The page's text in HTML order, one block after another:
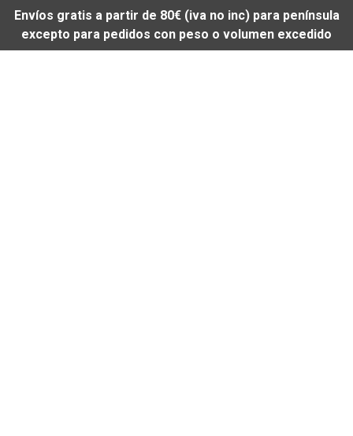
Envíos gratis a partir de 80€ (iva no inc) para península
excepto para pedidos con peso o volumen excedido